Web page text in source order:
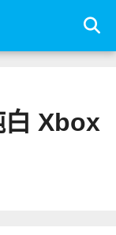
白 Xbox